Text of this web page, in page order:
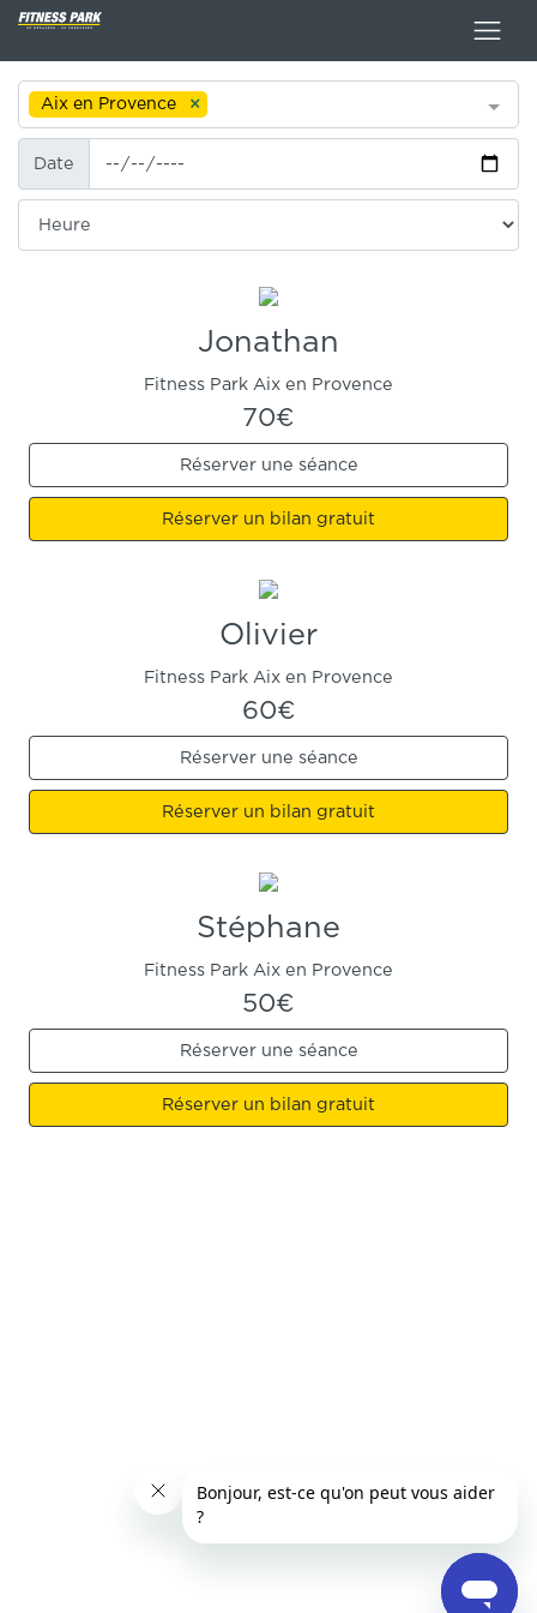
Aix en Provence
Date
Jonathan
Fitness Park Aix en Provence
70€
Réserver une séance
Réserver un bilan gratuit
Olivier
Fitness Park Aix en Provence
60€
Réserver une séance
Réserver un bilan gratuit
Stéphane
Fitness Park Aix en Provence
50€
Réserver une séance
Réserver un bilan gratuit